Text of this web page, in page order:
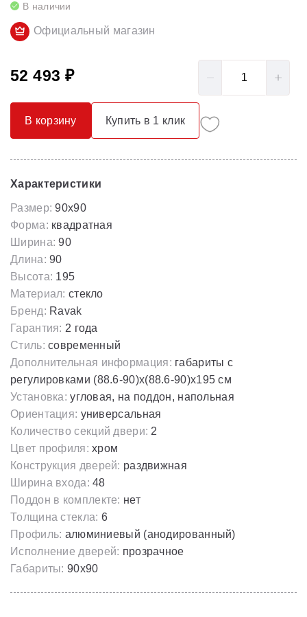
В наличии
Официальный магазин
52 493 ₽
В корзину Купить в 1 клик
Характеристики
Размер: 90x90
Форма: квадратная
Ширина: 90
Длина: 90
Высота: 195
Материал: стекло
Бренд: Ravak
Гарантия: 2 года
Стиль: современный
Дополнительная информация:
регулировками (88.6-90)x(88.6-90)х195 cм
Установка: угловая, на поддон, напольная
Ориентация: универсальная
Количество секций двери: 2
Цвет профиля: хром
Конструкция дверей: раздвижная
Ширина входа: 48
Поддон в комплекте: нет
Толщина стекла: 6
Профиль: алюминиевый (анодированный)
Исполнение дверей: прозрачное
Габариты: 90х90